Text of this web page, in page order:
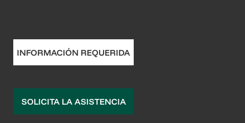
INFORMACIÓN REQUERIDA
SOLICITA LA ASISTENCIA